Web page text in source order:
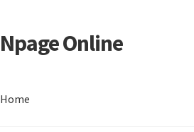
Skip
to
Skip
to
Npage Online
Home